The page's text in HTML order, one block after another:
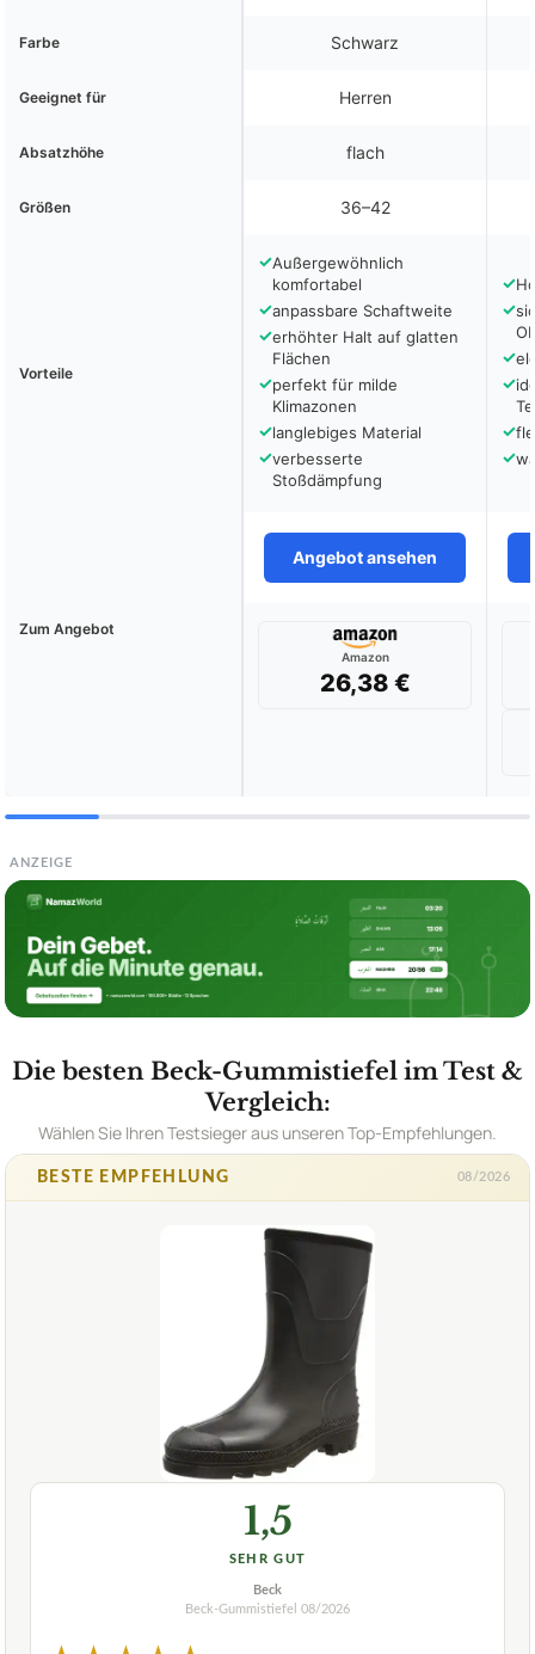
Farbe Schwarz
Geeignet für Herren
Absatzhöhe flach
Größen 36–42
Vorteile
✓Außergewöhnlich
komfortabel
✓anpassbare Schaftweite
✓erhöhter Halt auf glatten
Flächen
✓perfekt für milde
Klimazonen
✓langlebiges Material
✓verbesserte
Stoßdämpfung
✓
✓
✓
✓
✓
✓
Angebot ansehen
Zum Angebot
Amazon
26,38 €
ANZEIGE
Die besten Beck-Gummistiefel im Test &
Vergleich:
Wählen Sie Ihren Testsieger aus unseren Top-Empfehlungen.
BESTE EMPFEHLUNG 08/2026
1,5
SEHR GUT
Beck
Beck-Gummistiefel
08/2026